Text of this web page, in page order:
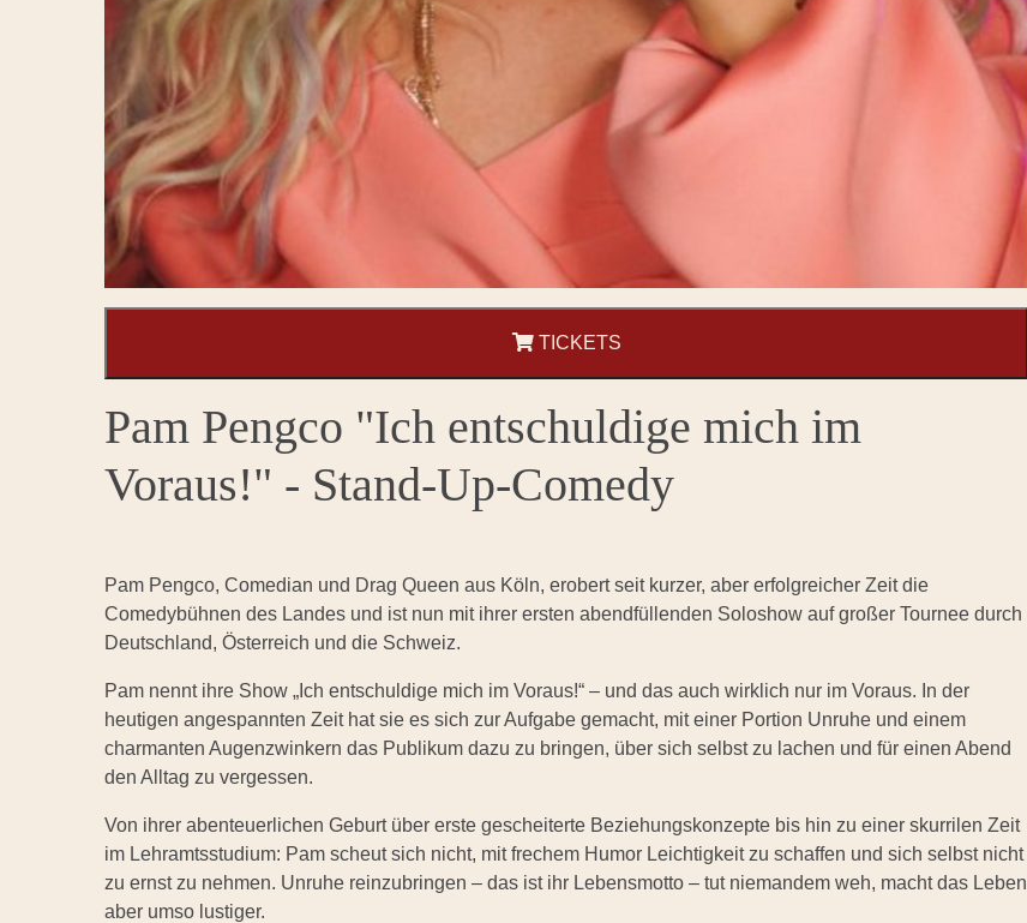
TICKETS
Pam Pengco "Ich entschuldige mich im
Voraus!" - Stand-Up-Comedy
Pam Pengco, Comedian und Drag Queen aus Köln, erobert seit kurzer, aber erfolgreicher Zeit die
Comedybühnen des Landes und ist nun mit ihrer ersten abendfüllenden Soloshow auf großer Tournee durch
Deutschland, Österreich und die Schweiz.
Pam nennt ihre Show „Ich entschuldige mich im Voraus!“ – und das auch wirklich nur im Voraus. In der
heutigen angespannten Zeit hat sie es sich zur Aufgabe gemacht, mit einer Portion Unruhe und einem
charmanten Augenzwinkern das Publikum dazu zu bringen, über sich selbst zu lachen und für einen Abend
den Alltag zu vergessen.
Von ihrer abenteuerlichen Geburt über erste gescheiterte Beziehungskonzepte bis hin zu einer skurrilen Zeit
im Lehramtsstudium: Pam scheut sich nicht, mit frechem Humor Leichtigkeit zu schaffen und sich selbst nicht
zu ernst zu nehmen. Unruhe reinzubringen – das ist ihr Lebensmotto – tut niemandem weh, macht das Leben
aber umso lustiger.